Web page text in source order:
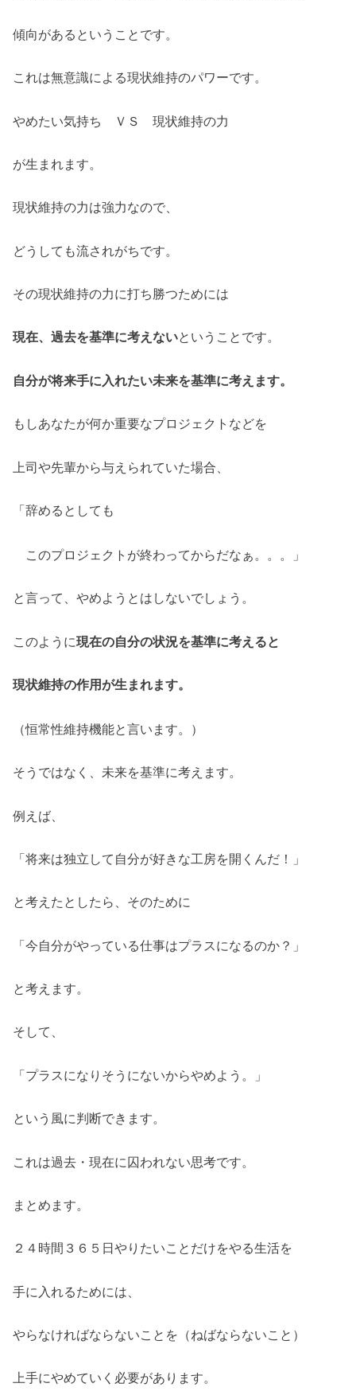
傾向があるということです。
これは無意識による現状維持のパワーです。
やめたい気持ち ＶＳ 現状維持の力
が生まれます。
現状維持の力は強力なので、
どうしても流されがちです。
その現状維持の力に打ち勝つためには
現在、過去を基準に考えないということです。
自分が将来手に入れたい未来を基準に考えます。
もしあなたが何か重要なプロジェクトなどを
上司や先輩から与えられていた場合、
「辞めるとしても
このプロジェクトが終わってからだなぁ。。。」
と言って、やめようとはしないでしょう。
このように現在の自分の状況を基準に考えると
現状維持の作用が生まれます。
（恒常性維持機能と言います。）
そうではなく、未来を基準に考えます。
例えば、
「将来は独立して自分が好きな工房を開くんだ！」
と考えたとしたら、そのために
「今自分がやっている仕事はプラスになるのか？」
と考えます。
そして、
「プラスになりそうにないからやめよう。」
という風に判断できます。
これは過去・現在に囚われない思考です。
まとめます。
２４時間３６５日やりたいことだけをやる生活を
手に入れるためには、
やらなければならないことを（ねばならないこと）
上手にやめていく必要があります。